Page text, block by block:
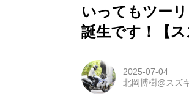
いってもツー
誕生です！【
2025-07-04
北岡博樹@スズ